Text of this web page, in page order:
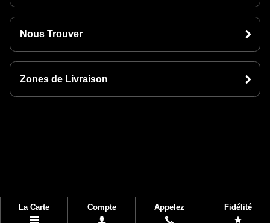
Nous Trouver
Zones de Livraison
La Carte Compte Appelez Fidélité